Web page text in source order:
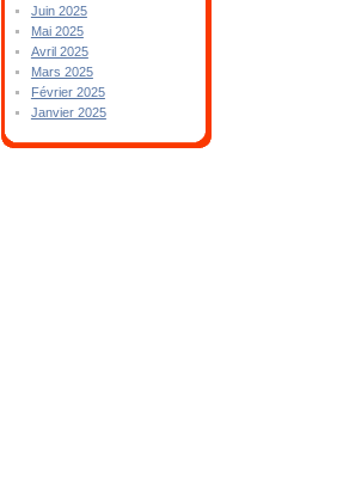
Juin 2025
Mai 2025
Avril 2025
Mars 2025
Février 2025
Janvier 2025